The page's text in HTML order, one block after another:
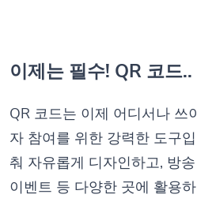
이제는 필수! QR 코드..
QR 코드는 이제 어디서나 쓰
자 참여를 위한 강력한 도구
춰 자유롭게 디자인하고, 방
이벤트 등 다양한 곳에 활용